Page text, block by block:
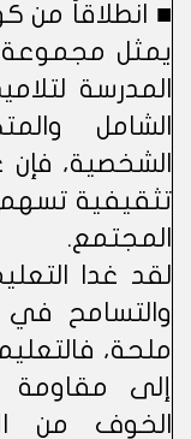
■ انطلاقاً من
يمثل مجموعة
المدرسة
الشامل
الشخصية،
تثقيفية
المجتمع.
لقد غدا
والتسامح في
ملحة،
إلى مقاومة
الخوف من